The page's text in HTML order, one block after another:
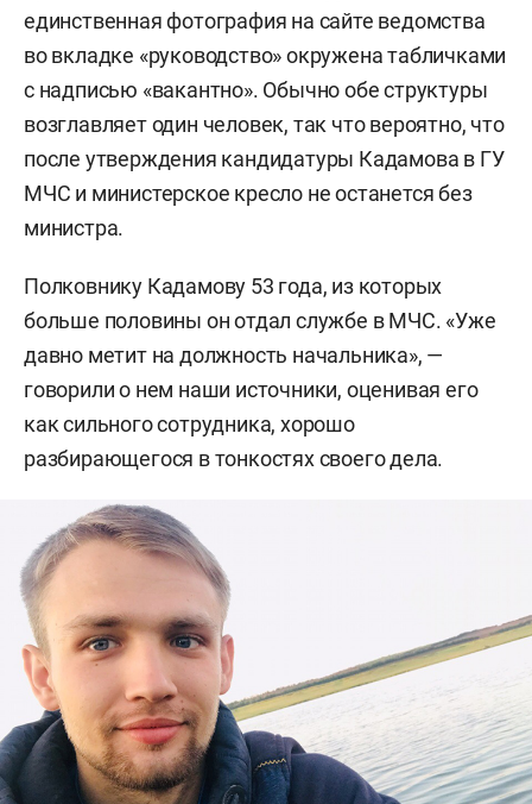
единственная фотография на сайте ведомства
во вкладке «руководство» окружена табличками
с надписью «вакантно». Обычно обе структуры
возглавляет один человек, так что вероятно, что
после утверждения кандидатуры Кадамова в ГУ
МЧС и министерское кресло не останется без
министра.
Полковнику Кадамову 53 года, из которых
больше половины он отдал службе в МЧС. «Уже
давно метит на должность начальника», —
говорили о нем наши источники, оценивая его
как сильного сотрудника, хорошо
разбирающегося в тонкостях своего дела.